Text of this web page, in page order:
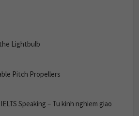
Lightbulb
Pitch Propellers
Speaking – Tu kinh nghiem giao